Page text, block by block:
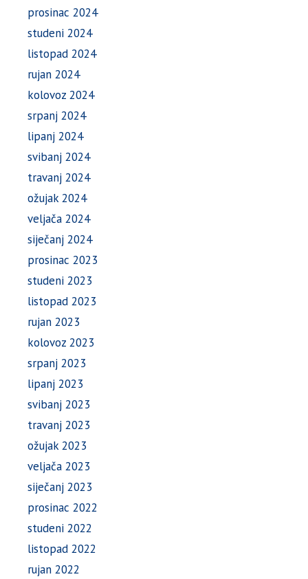
prosinac 2024
studeni 2024
listopad 2024
rujan 2024
kolovoz 2024
srpanj 2024
lipanj 2024
svibanj 2024
travanj 2024
ožujak 2024
veljača 2024
siječanj 2024
prosinac 2023
studeni 2023
listopad 2023
rujan 2023
kolovoz 2023
srpanj 2023
lipanj 2023
svibanj 2023
travanj 2023
ožujak 2023
veljača 2023
siječanj 2023
prosinac 2022
studeni 2022
listopad 2022
rujan 2022